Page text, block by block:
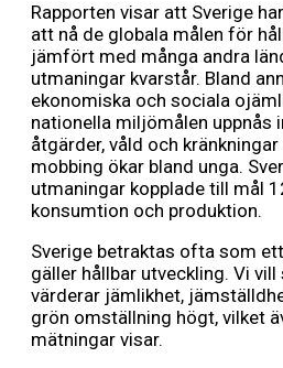
Rapporten visar att Sverige
att nå de globala målen för
jämfört med många andra
utmaningar kvarstår. Bland
ekonomiska och sociala
nationella miljömålen uppnås
åtgärder, våld och
mobbing ökar bland unga.
utmaningar kopplade till mål
konsumtion och produktion.
Sverige betraktas ofta som
gäller hållbar utveckling. Vi
värderar jämlikhet,
grön omställning högt, vilket
mätningar visar.